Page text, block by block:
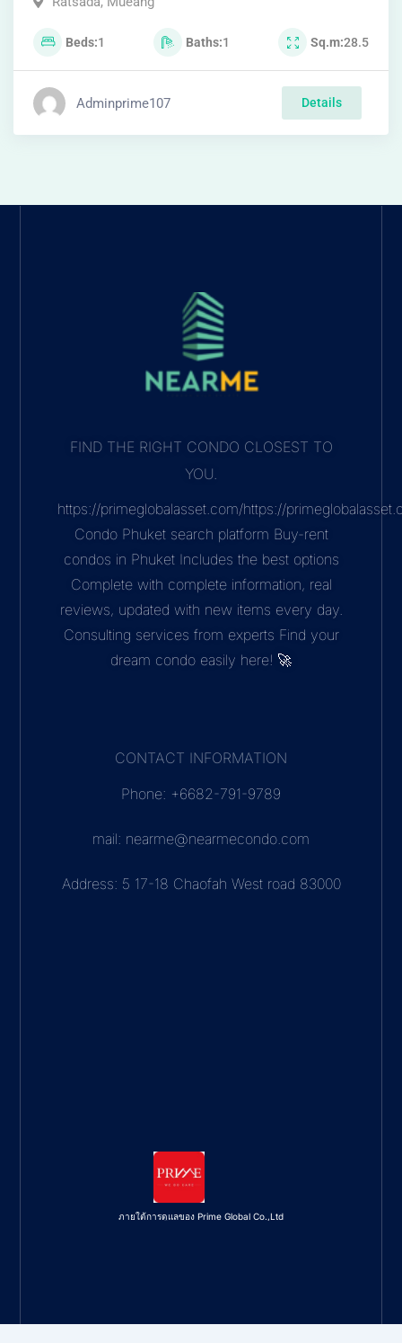
Beds 1 Baths 1 Sq.m 28.5
Adminprime107 Details
FIND THE RIGHT CONDO CLOSEST TO
YOU.
https://primeglobalasset.com/https://
Condo Phuket search platform Buy-rent
condos in Phuket Includes the best options
Complete with complete information, real
reviews, updated with new items every day.
Consulting services from experts Find your
dream condo easily here! 🚀
CONTACT INFORMATION
Phone: +6682-791-9789
mail: nearme@nearmecondo.com
Address: 5 17-18 Chaofah West road 83000
ภายใต้การดูแลของ Prime Global Co.,Ltd